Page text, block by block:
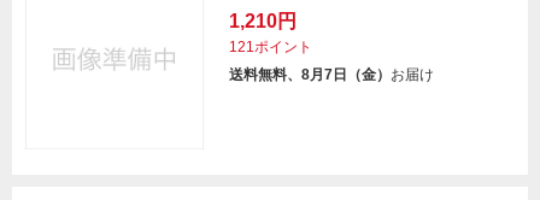
1,210円
121ポイント
送料無料、8月7日（金） お届け